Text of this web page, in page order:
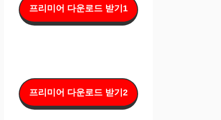
프리미어 다운로드 받기1
프리미어 다운로드 받기2